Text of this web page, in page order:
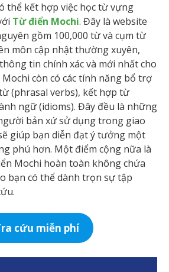
thể kết hợp việc học từ vựng
Từ điển Mochi. Đây là website
gồm 100,000 từ và cụm từ
môn cập nhật thường xuyên,
tin chính xác và mới nhất cho
còn có các tính năng bổ trợ
(phrasal verbs), kết hợp từ
ngữ (idioms). Đây đều là những
bản xứ sử dụng trong giao
giúp bạn diễn đạt ý tưởng một
phú hơn. Một điểm cộng nữa là
Mochi hoàn toàn không chứa
bạn có thể dành trọn sự tập
cứu miễn phí